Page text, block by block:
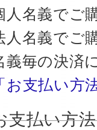
人名義でご
人名義でご
義毎の決済
「お支払い方
支払い方